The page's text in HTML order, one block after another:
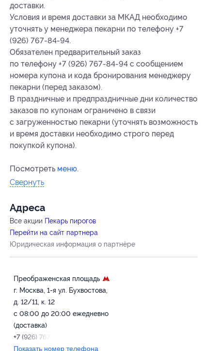
доставки.
Условия и время доставки за МКАД необходимо
уточнять у менеджера пекарни по телефону +7
(926) 767-84-94.
Обязателен предварительный заказ
по телефону +7 (926) 767-84-94 с сообщением
номера купона и кода бронирования менеджеру
пекарни (перед заказом).
В праздничные и предпраздничные дни количество
заказов по купонам ограничено в связи
с загруженностью пекарни (уточнять возможность
и время доставки необходимо строго перед
покупкой купона).
Посмотреть меню.
Свернуть
Адресa
Все акции Пекарь пирогов
Перейти на сайт партнера
Юридическая информация о партнёре
Преображенская площадь
г. Москва, 1-я ул. Бухвостова,
д. 12/11, к. 12
с 08:00 до 20:00 ежедневно
(доставка)
+7 (926) 767-84-94
Показать номер телефона